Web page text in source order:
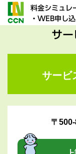
料金シミュレ
・WEB申し
サ
サービ
〒